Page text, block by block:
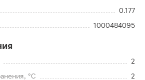
0.177
1000484095
2
°C
2